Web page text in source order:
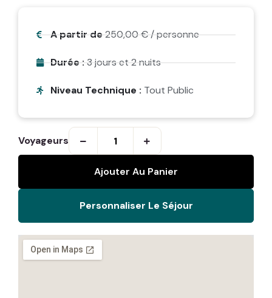
A partir de250,00€/ personne
Durée :3 jours et 2 nuits
Niveau Technique : Tout Public
Voyageurs
Ajouter Au Panier
Personnaliser Le Séjour